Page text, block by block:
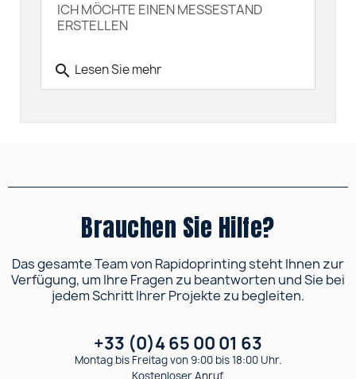
ICH MÖCHTE EINEN MESSESTAND
ERSTELLEN
search Lesen Sie mehr
Brauchen Sie Hilfe?
Das gesamte Team von Rapidoprinting steht Ihnen zur
Verfügung, um Ihre Fragen zu beantworten und Sie bei
jedem Schritt Ihrer Projekte zu begleiten.
+33 (0)4 65 00 01 63
Montag bis Freitag von 9:00 bis 18:00 Uhr.
Kostenloser Anruf.